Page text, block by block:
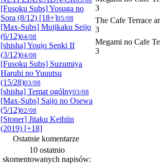
[Fusoku Subs] Yosuga no
Sora (8/12) [18+]05/08
[Max-Subs] Mujikaku Seijo
(6/12)04/08
[shisha] Youjo Senki II
(3/12)04/08
[Fusoku Subs] Suzumiya
Haruhi no Yuuutsu
(15/28)03/08
[shisha] Temat ogólny03/08
[Max-Subs] Saijo no Osewa
(5/12)02/08
[Stoner] Jitaku Keibiin
(2019) [+18]
Ostatnie komentarze
10 ostatnio
skomentowanych napisów:
3
The Cafe Terrace
3
Megami no Cafe
3